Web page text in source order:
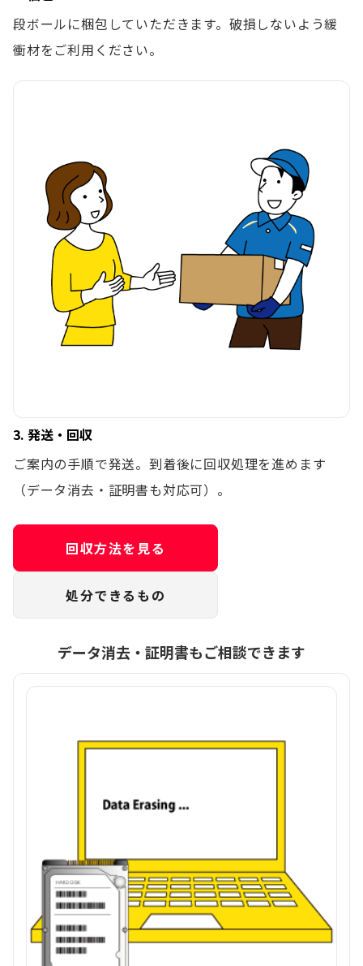
段ボールに梱包していただきます。破損しないよう緩
衝材をご利用ください。
3. 発送・回収
ご案内の手順で発送。到着後に回収処理を進めます
（データ消去・証明書も対応可）。
回収方法を見る
処分できるもの
データ消去・証明書もご相談できます